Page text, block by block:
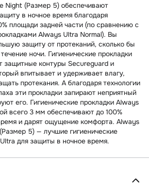
Night (Размер 5) обеспечивают
в ночное время благодаря
площади задней части (по сравнению с
Always Ultra Normal). Вы
защиту от протеканий, сколько бы
ночи. Гигиенические прокладки
защитные контуры Secureguard и
впитывает и удерживает влагу,
протекания. А благодаря технологии
эти прокладки запирают неприятный
его. Гигиенические прокладки Always
всего 3 мм обеспечивают до 100%
и дарят ощущение комфорта. Always
5) — лучшие гигиенические
для защиты в ночное время.